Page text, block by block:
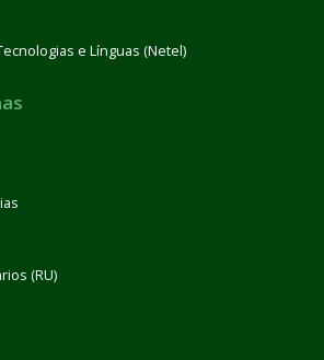
e Línguas (Netel)
(RU)